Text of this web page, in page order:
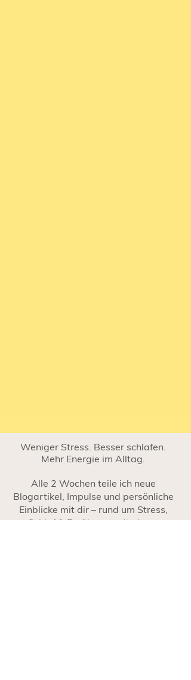
Weniger Stress. Besser schlafen.
Mehr Energie im Alltag.
Alle 2 Wochen teile ich neue
Blogartikel, Impulse und persönliche
Einblicke mit dir – rund um Stress,
Schlaf & Ernährung mit einem